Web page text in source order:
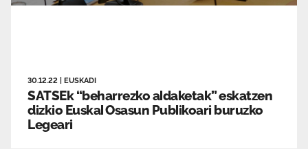
30.12.22 EUSKADI
SATSEk “beharrezko aldaketak” eskatzen
dizkio Euskal Osasun Publikoari buruzko
Legeari